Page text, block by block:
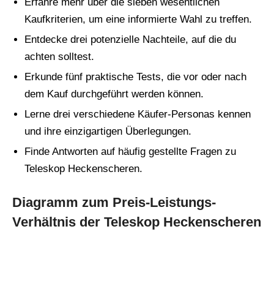
Kaufkriterien, um eine informierte Wahl zu treffen.
Entdecke drei potenzielle Nachteile, auf die du
achten solltest.
Erkunde fünf praktische Tests, die vor oder nach
dem Kauf durchgeführt werden können.
Lerne drei verschiedene Käufer-Personas kennen
und ihre einzigartigen Überlegungen.
Finde Antworten auf häufig gestellte Fragen zu
Teleskop Heckenscheren.
Diagramm zum Preis-Leistungs-
Verhältnis der Teleskop Heckenscheren